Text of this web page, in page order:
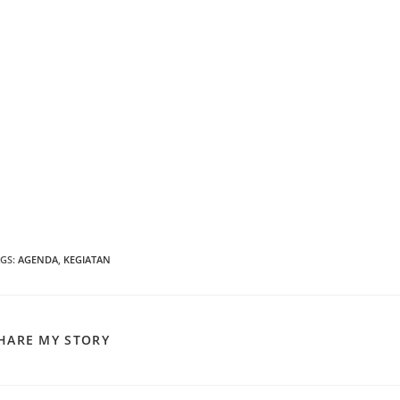
: AGENDA, KEGIATAN
MY STORYSHARE